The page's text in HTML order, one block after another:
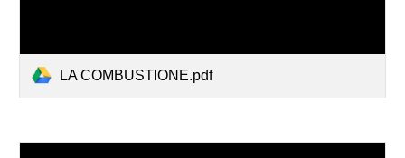
LA COMBUSTIONE.pdf